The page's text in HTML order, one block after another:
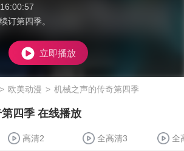
订第四季。
立即播放
> 欧美动漫 > 机械之声的传奇第四季
四季 在线播放
高清2 全高清3 全